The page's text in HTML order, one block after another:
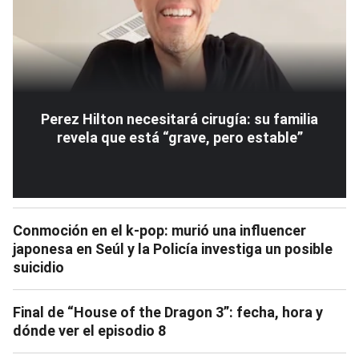
Perez Hilton necesitará cirugía: su familia
revela que está “grave, pero estable”
Conmoción en el k-pop: murió una influencer
japonesa en Seúl y la Policía investiga un posible
suicidio
Final de “House of the Dragon 3”: fecha, hora y
dónde ver el episodio 8